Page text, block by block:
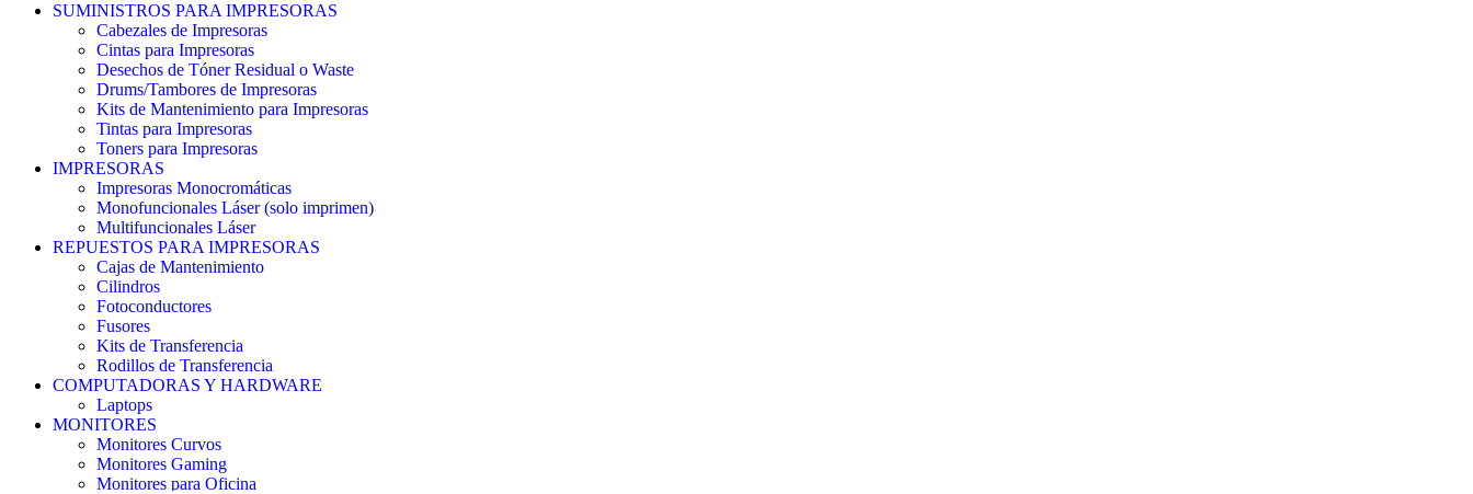
SUMINISTROS PARA IMPRESORAS
Cabezales de Impresoras
Cintas para Impresoras
Desechos de Tóner Residual o Waste
Drums/Tambores de Impresoras
Kits de Mantenimiento para Impresoras
Tintas para Impresoras
Toners para Impresoras
IMPRESORAS
Impresoras Monocromáticas
Monofuncionales Láser (solo imprimen)
Multifuncionales Láser
REPUESTOS PARA IMPRESORAS
Cajas de Mantenimiento
Cilindros
Fotoconductores
Fusores
Kits de Transferencia
Rodillos de Transferencia
COMPUTADORAS Y HARDWARE
Laptops
MONITORES
Monitores Curvos
Monitores Gaming
Monitores para Oficina